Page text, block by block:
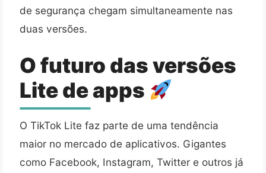
de segurança chegam simultaneamente nas
duas versões.
O futuro das versões
Lite de apps
O TikTok Lite faz parte de uma tendência
maior no mercado de aplicativos. Gigantes
como Facebook, Instagram, Twitter e outros já